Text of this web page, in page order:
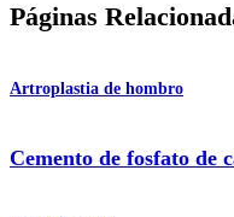
Páginas
Artroplastia de hombro
Cemento de fosfato de